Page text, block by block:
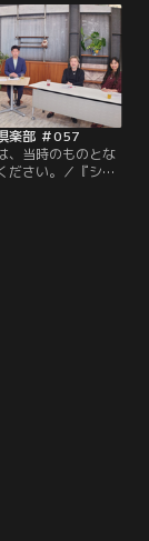
で放送してきたお
をお送りします。
ないオカルト談義
ください。
楽部 ＃057
、当時のものとな
ださい。／『シ
思議な音声を公
長三上がピラミッ